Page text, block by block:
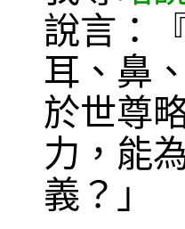
說言：
耳、鼻
於世尊
力，能
義？」